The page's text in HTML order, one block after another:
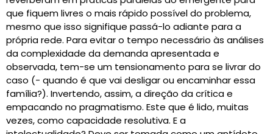
que fiquem livres o mais rápido possível do problema,
mesmo que isso signifique passá-lo adiante para a
própria rede. Para evitar o tempo necessário às análises
da complexidade da demanda apresentada e
observada, tem-se um tensionamento para se livrar do
caso (- quando é que vai desligar ou encaminhar essa
família?). Invertendo, assim, a direção da crítica e
empacando no pragmatismo. Este que é lido, muitas
vezes, como capacidade resolutiva. E a